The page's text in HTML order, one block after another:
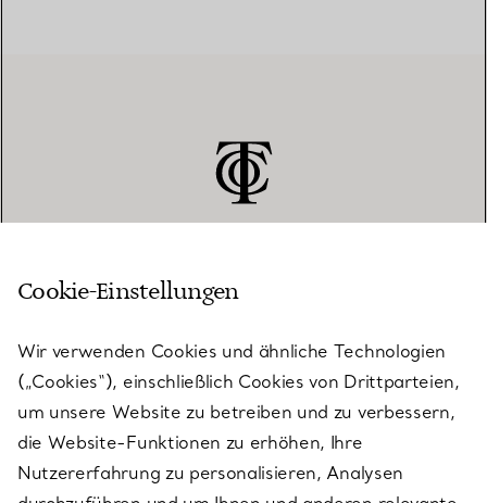
KUNDENSERVICE
SERVICES
ÜBER TIFFANY & CO.
Cookie-Einstellungen
Wir verwenden Cookies und ähnliche Technologien
(„Cookies“), einschließlich Cookies von Drittparteien,
um unsere Website zu betreiben und zu verbessern,
die Website-Funktionen zu erhöhen, Ihre
Nutzererfahrung zu personalisieren, Analysen